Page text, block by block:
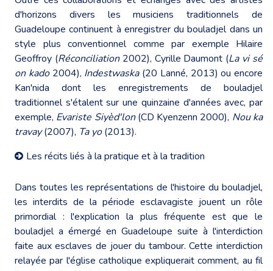
d'horizons divers les musiciens traditionnels de
Guadeloupe continuent à enregistrer du bouladjel dans un
style plus conventionnel comme par exemple Hilaire
Geoffroy (Réconciliation2002), Cyrille Daumont (La vi sé
on kado2004), Indestwaska(20 Lanné, 2013) ou encore
Kan'nida dont les enregistrements de bouladjel
traditionnel s'étalent sur une quinzaine d'années avec, par
exemple, Evariste Siyèd'lon(CD Kyenzenn 2000), Nou ka
travay(2007), Ta yo(2013).
Les récits liés à la pratique et à la tradition
Dans toutes les représentations de l'histoire du bouladjel,
les interdits de la période esclavagiste jouent un rôle
primordial : l'explication la plus fréquente est que le
bouladjel a émergé en Guadeloupe suite à l'interdiction
faite aux esclaves de jouer du tambour. Cette interdiction
relayée par l'église catholique expliquerait comment, au fil